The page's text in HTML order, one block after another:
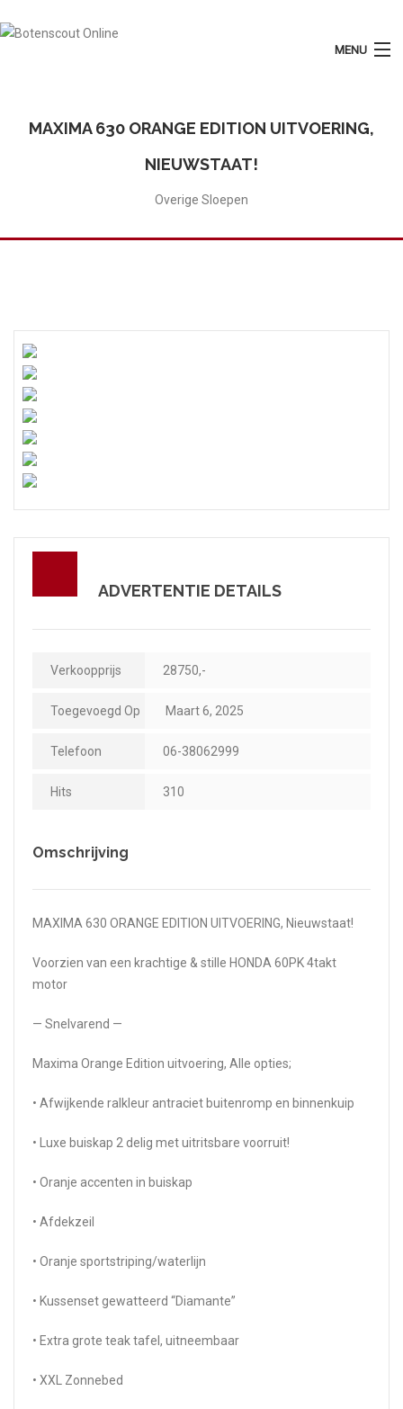
MENU
Plaats Advertentie
MAXIMA 630 ORANGE EDITION UITVOERING,
NIEUWSTAAT!
Overige Sloepen
ADVERTENTIE DETAILS
Verkoopprijs 28750,-
Toegevoegd Op Maart 6, 2025
Telefoon 06-38062999
Hits 310
Omschrijving
MAXIMA 630 ORANGE EDITION UITVOERING, Nieuwstaat!
Voorzien van een krachtige & stille HONDA 60PK 4takt
motor
— Snelvarend —
Maxima Orange Edition uitvoering, Alle opties;
• Afwijkende ralkleur antraciet buitenromp en binnenkuip
• Luxe buiskap 2 delig met uitritsbare voorruit!
• Oranje accenten in buiskap
• Afdekzeil
• Oranje sportstriping/waterlijn
• Kussenset gewatteerd “Diamante”
• Extra grote teak tafel, uitneembaar
• XXL Zonnebed